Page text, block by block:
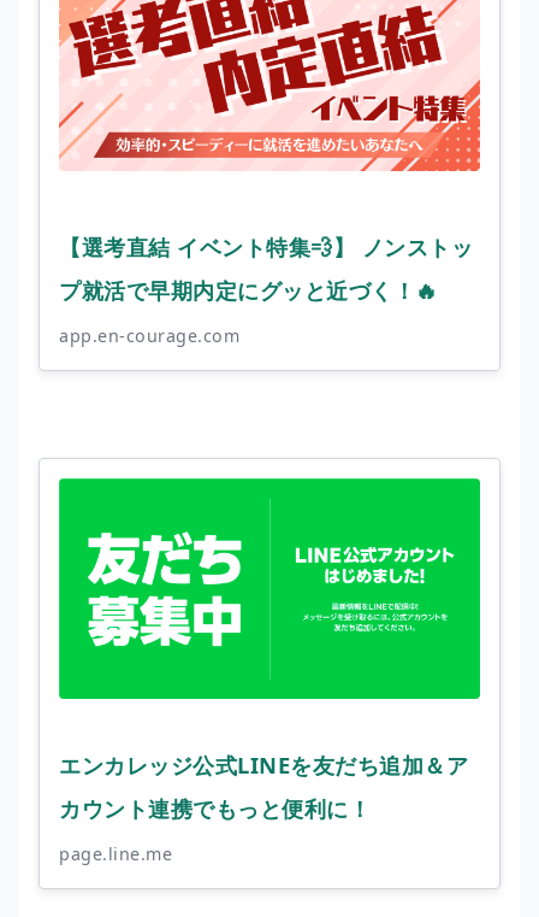
【選考直結 イベント特集💨】 ノンストッ
プ就活で早期内定にグッと近づく！🔥
app.en-courage.com
エンカレッジ公式LINEを友だち追加＆ア
カウント連携でもっと便利に！
page.line.me